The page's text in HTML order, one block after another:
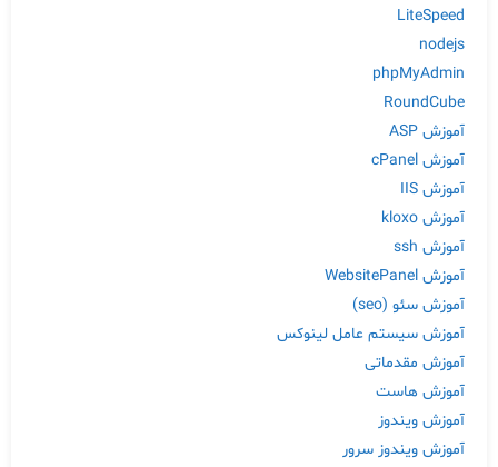
LiteSpeed
nodejs
phpMyAdmin
RoundCube
آموزش ASP
آموزش cPanel
آموزش IIS
آموزش kloxo
آموزش ssh
آموزش WebsitePanel
آموزش سئو (seo)
آموزش سیستم عامل لینوکس
آموزش مقدماتی
آموزش هاست
آموزش ویندوز
آموزش ویندوز سرور